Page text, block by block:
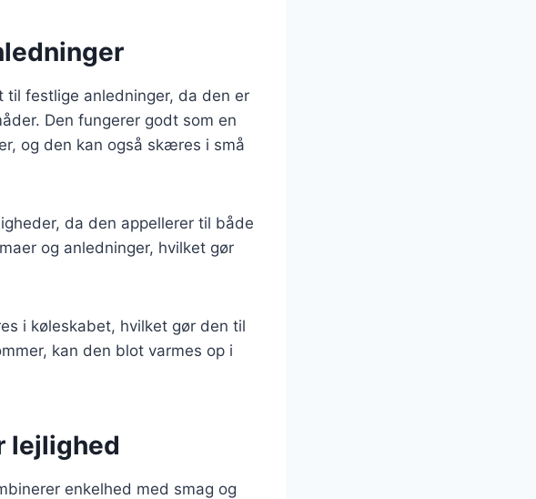
festlige anledninger, da den er
Den fungerer godt som en
og den kan også skæres i små
da den appellerer til både
og anledninger, hvilket gør
i køleskabet, hvilket gør den til
kan den blot varmes op i
lejlighed
enkelhed med smag og